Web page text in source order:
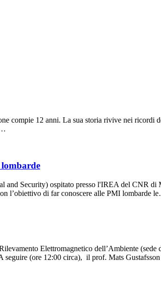
compie 12 anni. La sua storia rivive nei ricordi
Security) ospitato presso l'IREA del CNR di
l’obiettivo di far conoscere alle PMI lombarde
Elettromagnetico dell’Ambiente
(ore 12:00 circa), il prof. Mats